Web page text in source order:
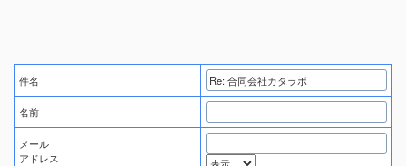
件名
名前
メール
アドレス